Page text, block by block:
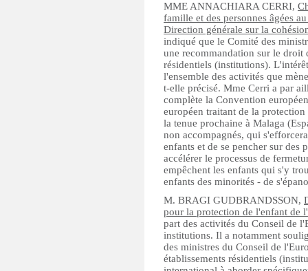
MME ANNACHIARA CERRI,
famille et des personnes âgées
Direction générale sur la
indiqué que le Comité des
une recommandation sur le droit
résidentiels (institutions).
l'ensemble des activités que
t-elle précisé. Mme Cerri a par
complète la Convention
européen traitant de la
la tenue prochaine à Malaga
non accompagnés, qui
enfants et de se pencher sur
accélérer le processus de
empêchent les enfants qui s'y
enfants des minorités - de
M. BRAGI GUDBRANDSSON,
pour la protection de l'enfant de
part des activités du Conseil de
institutions. Il a notamment
des ministres du Conseil de
établissements résidentiels